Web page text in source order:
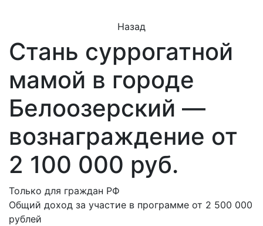
Назад
Стань суррогатной
мамой в городе
Белоозерский —
вознаграждение от
2 100 000 руб.
Только для граждан РФ
Общий доход за участие в программе от 2 500 000
рублей